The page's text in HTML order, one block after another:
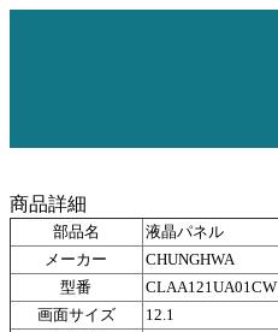
商品詳細
部品名
液晶パネル
メーカー
CHUNGHWA
型番
CLAA121UA01CW
画面サイズ
12.1